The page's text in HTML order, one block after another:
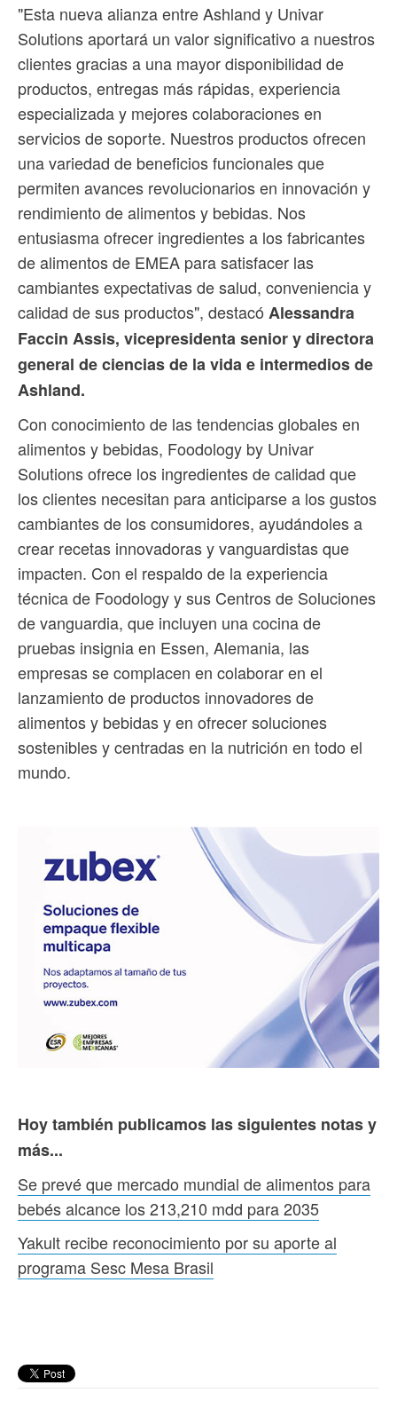
"Esta nueva alianza entre Ashland y Univar
Solutions aportará un valor significativo a nuestros
clientes gracias a una mayor disponibilidad de
productos, entregas más rápidas, experiencia
especializada y mejores colaboraciones en
servicios de soporte. Nuestros productos ofrecen
una variedad de beneficios funcionales que
permiten avances revolucionarios en innovación y
rendimiento de alimentos y bebidas. Nos
entusiasma ofrecer ingredientes a los fabricantes
de alimentos de EMEA para satisfacer las
cambiantes expectativas de salud, conveniencia y
calidad de sus productos", destacó Alessandra
Faccin Assis, vicepresidenta senior y directora
general de ciencias de la vida e intermedios de
Ashland.
Con conocimiento de las tendencias globales en
alimentos y bebidas, Foodology by Univar
Solutions ofrece los ingredientes de calidad que
los clientes necesitan para anticiparse a los gustos
cambiantes de los consumidores, ayudándoles a
crear recetas innovadoras y vanguardistas que
impacten. Con el respaldo de la experiencia
técnica de Foodology y sus Centros de Soluciones
de vanguardia, que incluyen una cocina de
pruebas insignia en Essen, Alemania, las
empresas se complacen en colaborar en el
lanzamiento de productos innovadores de
alimentos y bebidas y en ofrecer soluciones
sostenibles y centradas en la nutrición en todo el
mundo.
Hoy también publicamos las siguientes notas y
más...
Se prevé que mercado mundial de alimentos para
bebés alcance los 213,210 mdd para 2035
Yakult recibe reconocimiento por su aporte al
programa Sesc Mesa Brasil